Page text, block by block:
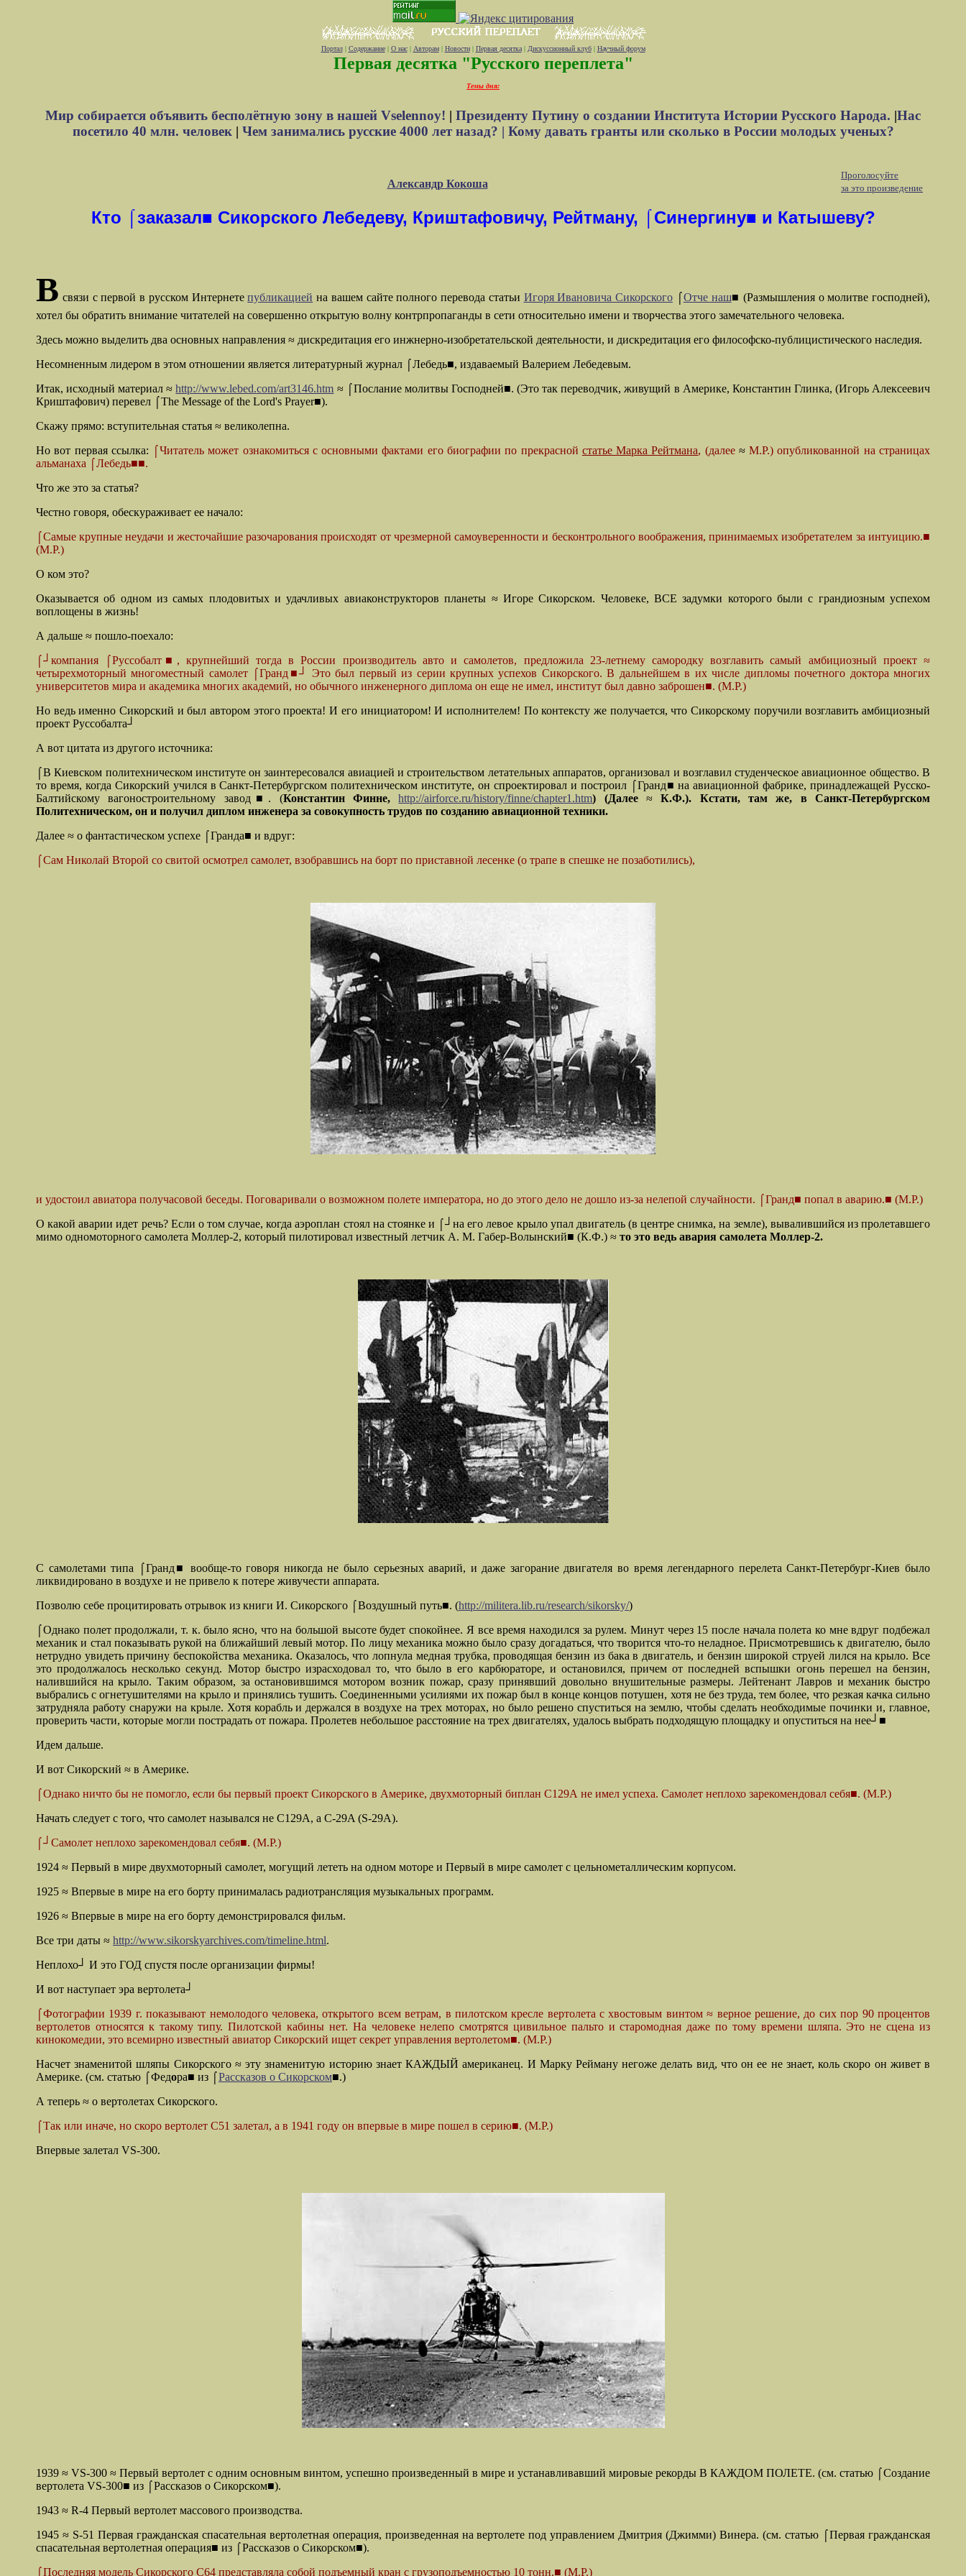
Портал| Содержание| О нас| Авторам| Новости| Первая десятка| Дискуссионный клуб| Научный форум
Первая десятка "Русского переплета"
Темы дня:
Мир собирается объявить бесполётную зону в нашей Vselennoy! | Президенту Путину о создании Института Истории Русского Народа. |Нас
посетило 40 млн. человек| Чем занимались русские 4000 лет назад? | Кому давать гранты или сколько в России молодых ученых?
Проголосуйте
за это произведение
Александр Кокоша
Кто ⌠заказал■ Сикорского Лебедеву, Криштафовичу, Рейтману, ⌠Синергину■ и Катышеву?
В связи с первой в русском Интернетепубликацией на вашем сайте полного перевода статьи Игоря Ивановича Сикорского ⌠Отче наш■ (Размышления о молитве господней),
хотел бы обратить внимание читателей на совершенно открытую волну контрпропаганды в сети относительно имени и творчества этого замечательного человека.
Здесь можно выделить два основных направления ≈ дискредитация его инжнерно-изобретательской деятельности, и дискредитация его философско-публицистического наследия.
Несомненным лидером в этом отношении является литературный журнал ⌠Лебедь■, издаваемый Валерием Лебедевым.
Итак, исходный материал ≈http://www.lebed.com/art3146.htm ≈ ⌠Послание молитвы Господней■. (Это так переводчик, живущий в Америке, Константин Глинка, (Игорь Алексеевич
Криштафович) перевел ⌠The Message of the Lord's Prayer■).
Скажу прямо: вступительная статья ≈ великолепна.
Но вот первая ссылка: ⌠Читатель может ознакомиться с основными фактами его биографии по прекрасной статье Марка Рейтмана, (далее ≈М.Р.) опубликованной на страницах
альманаха ⌠Лебедь■■.
Что же это за статья?
Честно говоря, обескураживает ее начало:
⌠Самые крупные неудачи и жесточайшие разочарования происходят от чрезмерной самоуверенности и бесконтрольного воображения, принимаемых изобретателем за интуицию.■
(М.Р.)
О ком это?
Оказывается об одном из самых плодовитых и удачливых авиаконструкторов планеты ≈ Игоре Сикорском. Человеке, ВСЕ задумки которого были с грандиозным успехом
воплощены в жизнь!
А дальше ≈ пошло-поехало:
⌠┘компания ⌠Руссобалт■, крупнейший тогда в России производитель авто и самолетов, предложила 23-летнему самородку возглавить самый амбициозный проект ≈
четырехмоторный многоместный самолет ⌠Гранд■┘ Это был первый из серии крупных успехов Сикорского. В дальнейшем в их числе дипломы почетного доктора многих
университетов мира и академика многих академий, но обычного инженерного диплома он еще не имел, институт был давно заброшен■. (М.Р.)
Но ведь именно Сикорский и был автором этого проекта! И его инициатором! И исполнителем! По контексту же получается, что Сикорскому поручили возглавить амбициозный
проект Руссобалта┘
А вот цитата из другого источника:
⌠В Киевском политехническом институте он заинтересовался авиацией и строительством летательных аппаратов, организовал и возглавил студенческое авиационное общество. В
то время, когда Сикорский учился в Санкт-Петербургском политехническом институте, он спроектировал и построил ⌠Гранд■ на авиационной фабрике, принадлежащей Русско-
Балтийскому вагоностроительному завод■. (Константин Финне,http://airforce.ru/history/finne/chapter1.htm) (Далее≈ К.Ф.). Кстати, там же, в Санкт-Петербургском
Политехническом, он и получил диплом инженера за совокупность трудов по созданию авиационной техники.
Далее ≈ о фантастическом успехе ⌠Гранда■ и вдруг:
⌠Сам Николай Второй со свитой осмотрел самолет, взобравшись на борт по приставной лесенке (о трапе в спешке не позаботились),
и удостоил авиатора получасовой беседы. Поговаривали о возможном полете императора, но до этого дело не дошло из-за нелепой случайности. ⌠Гранд■ попал в аварию.■ (М.Р.)
О какой аварии идет речь? Если о том случае, когда аэроплан стоял на стоянке и ⌠┘на его левое крыло упал двигатель (в центре снимка, на земле), вывалившийся из пролетавшего
мимо одномоторного самолета Моллер-2, который пилотировал известный летчик А. М. Габер-Волынский■ (К.Ф.) ≈ то это ведь авария самолета Моллер-2.
С самолетами типа ⌠Гранд■ вообще-то говоря никогда не было серьезных аварий, и даже загорание двигателя во время легендарного перелета Санкт-Петербург-Киев было
ликвидировано в воздухе и не привело к потере живучести аппарата.
Позволю себе процитировать отрывок из книги И. Сикорского ⌠Воздушный путь■. (http://militera.lib.ru/research/sikorsky/)
⌠Однако полет продолжали, т. к. было ясно, что на большой высоте будет спокойнее. Я все время находился за рулем. Минут через 15 после начала полета ко мне вдруг подбежал
механик и стал показывать рукой на ближайший левый мотор. По лицу механика можно было сразу догадаться, что творится что-то неладное. Присмотревшись к двигателю, было
нетрудно увидеть причину беспокойства механика. Оказалось, что лопнула медная трубка, проводящая бензин из бака в двигатель, и бензин широкой струей лился на крыло. Все
это продолжалось несколько секунд. Мотор быстро израсходовал то, что было в его карбюраторе, и остановился, причем от последней вспышки огонь перешел на бензин,
налившийся на крыло. Таким образом, за остановившимся мотором возник пожар, сразу принявший довольно внушительные размеры. Лейтенант Лавров и механик быстро
выбрались с огнетушителями на крыло и принялись тушить. Соединенными усилиями их пожар был в конце концов потушен, хотя не без труда, тем более, что резкая качка сильно
затрудняла работу снаружи на крыле. Хотя корабль и держался в воздухе на трех моторах, но было решено спуститься на землю, чтобы сделать необходимые починки и, главное,
проверить части, которые могли пострадать от пожара. Пролетев небольшое расстояние на трех двигателях, удалось выбрать подходящую площадку и опуститься на нее┘■
Идем дальше.
И вот Сикорский ≈ в Америке.
⌠Однако ничто бы не помогло, если бы первый проект Сикорского в Америке, двухмоторный биплан С129А не имел успеха. Самолет неплохо зарекомендовал себя■. (М.Р.)
Начать следует с того, что самолет назывался не С129А, а C-29A (S-29A).
⌠┘Самолет неплохо зарекомендовал себя■. (М.Р.)
1924 ≈ Первый в мире двухмоторный самолет, могущий лететь на одном моторе и Первый в мире самолет с цельнометаллическим корпусом.
1925 ≈ Впервые в мире на его борту принималась радиотрансляция музыкальных программ.
1926 ≈ Впервые в мире на его борту демонстрировался фильм.
Все три даты ≈ http://www.sikorskyarchives.com/timeline.html.
Неплохо┘ И это ГОД спустя после организации фирмы!
И вот наступает эра вертолета┘
⌠Фотографии 1939 г. показывают немолодого человека, открытого всем ветрам, в пилотском кресле вертолета с хвостовым винтом ≈ верное решение, до сих пор 90 процентов
вертолетов относятся к такому типу. Пилотской кабины нет. На человеке нелепо смотрятся цивильное пальто и старомодная даже по тому времени шляпа. Это не сцена из
кинокомедии, это всемирно известный авиатор Сикорский ищет секрет управления вертолетом■. (М.Р.)
Насчет знаменитой шляпы Сикорского ≈ эту знаменитую историю знает КАЖДЫЙ американец. И Марку Рейману негоже делать вид, что он ее не знает, коль скоро он живет в
Америке. (см. статью ⌠Федора■ из ⌠Рассказов о Сикорском■.)
А теперь ≈ о вертолетах Сикорского.
⌠Так или иначе, но скоро вертолет С51 залетал, а в 1941 году он впервые в мире пошел в серию■. (М.Р.)
Впервые залетал VS-300.
1939 ≈ VS-300 ≈ Первый вертолет с одним основным винтом, успешно произведенный в мире и устанавливавший мировые рекорды В КАЖДОМ ПОЛЕТЕ. (см. статью ⌠Создание
вертолета VS-300■ из ⌠Рассказов о Сикорском■).
1943 ≈ R-4 Первый вертолет массового производства.
1945 ≈ S-51 Первая гражданская спасательная вертолетная операция, произведенная на вертолете под управлением Дмитрия (Джимми) Винера. (см. статью ⌠Первая гражданская
спасательная вертолетная операция■ из ⌠Рассказов о Сикорском■).
⌠Последняя модель Сикорского С64 представляла собой подъемный кран с грузоподъемностью 10 тонн.■ (М.Р.)